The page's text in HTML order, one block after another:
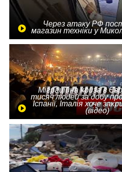
Через атаку РФ
магазин техніки у
Міграційна криза в
тисяч людей за добу
Іспанії, Італія хоче
(відео)